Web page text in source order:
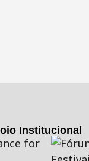
Institucional